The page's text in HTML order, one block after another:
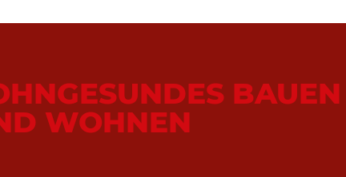
BAUEN
WOHNEN